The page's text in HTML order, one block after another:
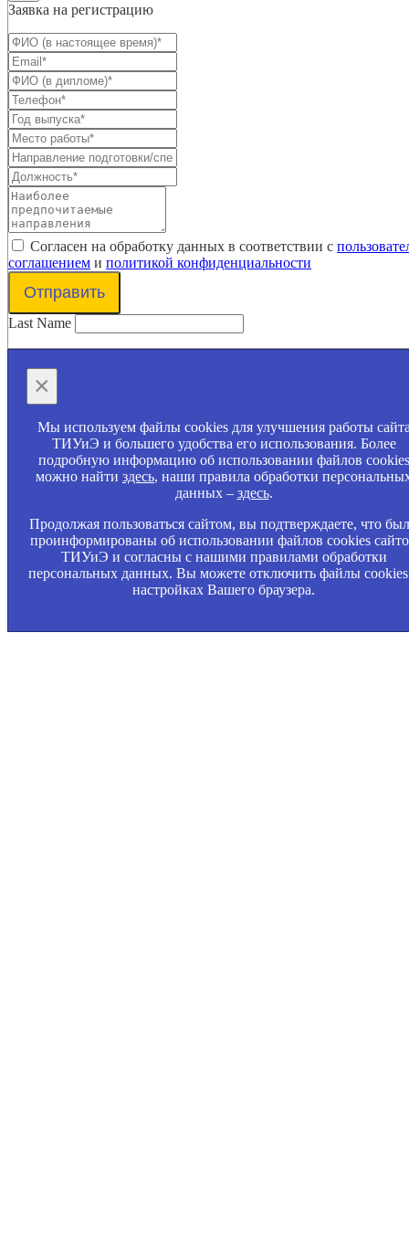
Заявка на регистрацию
Согласен на обработку данных в соответствии с
соглашением и политикой конфиденциальности
Отправить
Last Name
×
Мы используем файлы cookies для улучшения работы
ТИУиЭ и большего удобства его использования. Более
подробную информацию об использовании файлов cookies
можно найти здесь, наши правила обработки
данных – здесь.
Продолжая пользоваться сайтом, вы подтверждаете, что
проинформированы об использовании файлов cookies
ТИУиЭ и согласны с нашими правилами обработки
персональных данных. Вы можете отключить файлы
настройках Вашего браузера.